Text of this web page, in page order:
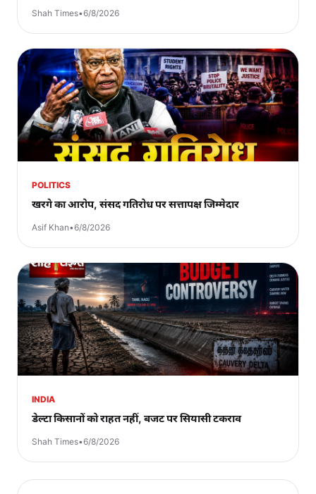
Shah Times•6/8/2026
POLITICS
खरगे का आरोप, संसद गतिरोध पर सत्तापक्ष जिम्मेदार
Asif Khan•6/8/2026
INDIA
डेल्टा किसानों को राहत नहीं, बजट पर सियासी टकराव
Shah Times•6/8/2026